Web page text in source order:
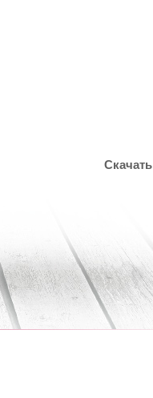
Скачать